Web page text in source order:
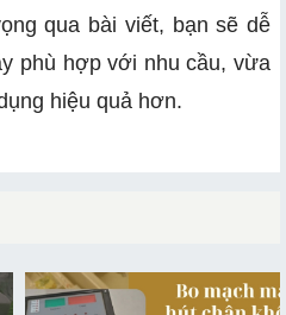
qua bài viết, bạn sẽ dễ
phù hợp với nhu cầu, vừa
hiệu quả hơn.